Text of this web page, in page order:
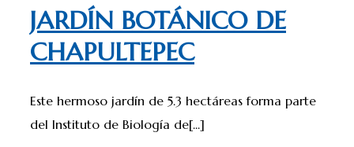
JARDÍN BOTÁNICO DE
CHAPULTEPEC
Este hermoso jardín de 5.3 hectáreas forma parte
del Instituto de Biología de[...]